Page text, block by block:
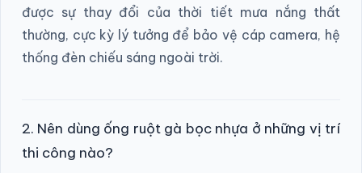
được sự thay đổi của thời tiết mưa nắng thất
thường, cực kỳ lý tưởng để bảo vệ cáp camera, hệ
thống đèn chiếu sáng ngoài trời.
2. Nên dùng ống ruột gà bọc nhựa ở những vị trí
thi công nào?